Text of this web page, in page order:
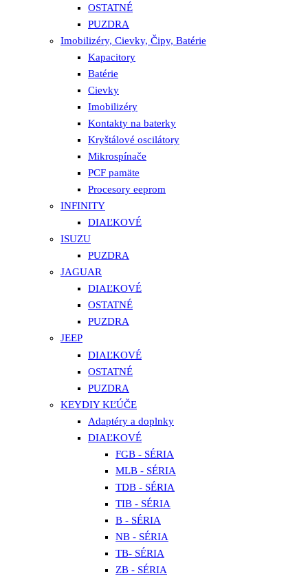
OSTATNÉ
PUZDRA
Imobilizéry, Cievky, Čipy, Batérie
Kapacitory
Batérie
Cievky
Imobilizéry
Kontakty na baterky
Kryštálové oscilátory
Mikrospínače
PCF pamäte
Procesory eeprom
INFINITY
DIAĽKOVÉ
ISUZU
PUZDRA
JAGUAR
DIAĽKOVÉ
OSTATNÉ
PUZDRA
JEEP
DIAĽKOVÉ
OSTATNÉ
PUZDRA
KEYDIY KĽÚČE
Adaptéry a doplnky
DIAĽKOVÉ
FGB - SÉRIA
MLB - SÉRIA
TDB - SÉRIA
TIB - SÉRIA
B - SÉRIA
NB - SÉRIA
TB- SÉRIA
ZB - SÉRIA